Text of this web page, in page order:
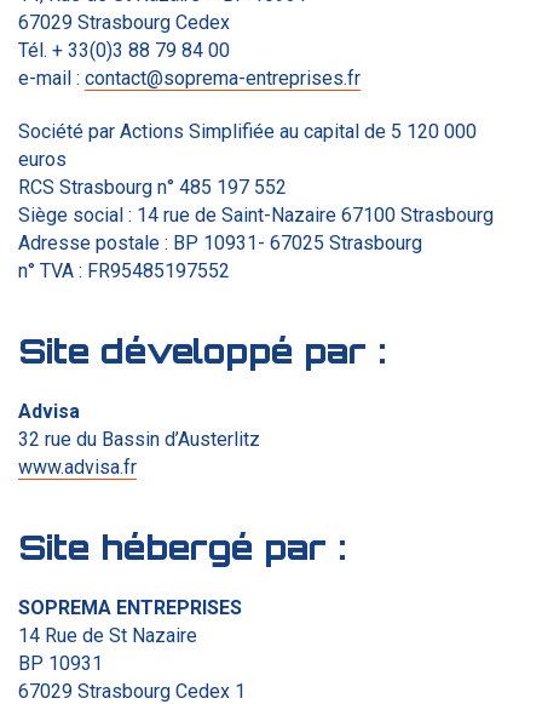
67029 Strasbourg Cedex
Tél. + 33(0)3 88 79 84 00
e-mail : contact@soprema-entreprises.fr
Société par Actions Simplifiée au capital de 5 120 000
euros
RCS Strasbourg n° 485 197 552
Siège social : 14 rue de Saint-Nazaire 67100 Strasbourg
Adresse postale : BP 10931- 67025 Strasbourg
n° TVA : FR95485197552
Site développé par :
Advisa
32 rue du Bassin d’Austerlitz
www.advisa.fr
Site hébergé par :
SOPREMA ENTREPRISES
14 Rue de St Nazaire
BP 10931
67029 Strasbourg Cedex 1